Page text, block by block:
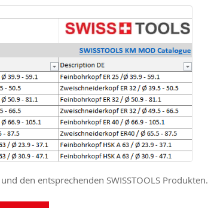
den entsprechenden SWISSTOOLS Produkten.